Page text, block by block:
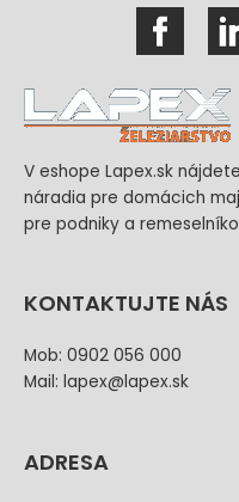
V eshope Lapex.sk
náradia pre domácich
pre podniky a
KONTAKTUJTE NÁS
Mob: 0902 056 000
Mail: lapex@lapex.sk
ADRESA